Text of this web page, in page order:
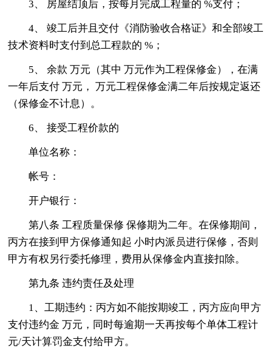
3、 房屋结顶后，按每月完成工程量的 %支付；
4、 竣工后并且交付《消防验收合格证》和全部竣工
技术资料时支付到总工程款的 %；
5、 余款 万元（其中 万元作为工程保修金），在满
一年后支付 万元， 万元工程保修金满二年后按规定返还
（保修金不计息）。
6、 接受工程价款的
单位名称：
帐号：
开户银行：
第八条 工程质量保修 保修期为二年。在保修期间，
丙方在接到甲方保修通知起 小时内派员进行保修，否则
甲方有权另行委托修理，费用从保修金内直接扣除。
第九条 违约责任及处理
1、工期违约：丙方如不能按期竣工，丙方应向甲方
支付违约金 万元，同时每逾期一天再按每个单体工程计
元/天计算罚金支付给甲方。